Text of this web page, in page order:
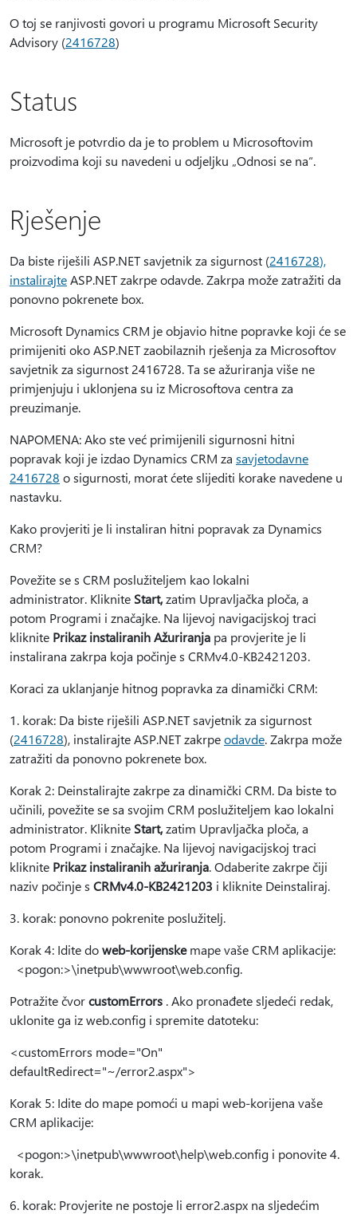
O toj se ranjivosti govori u programu Microsoft Security
Advisory (2416728)
Status
Microsoft je potvrdio da je to problem u Microsoftovim
proizvodima koji su navedeni u odjeljku „Odnosi se na“.
Rješenje
Da biste riješili ASP.NET savjetnik za sigurnost (2416728),
instalirajteASP.NET zakrpe odavde. Zakrpa može zatražiti da
ponovno pokrenete box.
Microsoft Dynamics CRM je objavio hitne popravke koji će se
primijeniti oko ASP.NET zaobilaznih rješenja za Microsoftov
savjetnik za sigurnost 2416728. Ta se ažuriranja više ne
primjenjuju i uklonjena su iz Microsoftova centra za
preuzimanje.
NAPOMENA: Ako ste već primijenili sigurnosni hitni
popravak koji je izdao Dynamics CRM za savjetodavne
2416728 o sigurnosti, morat ćete slijediti korake navedene u
nastavku.
Kako provjeriti je li instaliran hitni popravak za Dynamics
CRM?
Povežite se s CRM poslužiteljem kao lokalni
administrator. Kliknite Start,zatim Upravljačka ploča, a
potom Programi i značajke. Na lijevoj navigacijskoj traci
kliknite Prikaz instaliranih Ažuriranja pa provjerite je li
instalirana zakrpa koja počinje s CRMv4.0-KB2421203.
Koraci za uklanjanje hitnog popravka za dinamički CRM:
1. korak: Da biste riješili ASP.NET savjetnik za sigurnost
(2416728), instalirajte ASP.NET zakrpeodavde. Zakrpa može
zatražiti da ponovno pokrenete box.
Korak 2: Deinstalirajte zakrpe za dinamički CRM. Da biste to
učinili, povežite se sa svojim CRM poslužiteljem kao lokalni
administrator. Kliknite Start,zatim Upravljačka ploča, a
potom Programi i značajke. Na lijevoj navigacijskoj traci
kliknite Prikaz instaliranih ažuriranja. Odaberite zakrpe čiji
naziv počinje s CRMv4.0-KB2421203 i kliknite Deinstaliraj.
3. korak: ponovno pokrenite poslužitelj.
Korak 4: Idite doweb-korijenskemape vaše CRM aplikacije:
<pogon:>\inetpub\wwwroot\web.config.
Potražite čvorcustomErrors . Ako pronađete sljedeći redak,
uklonite ga iz web.config i spremite datoteku:
<customErrors mode="On"
defaultRedirect="~/error2.aspx">
Korak 5: Idite do mape pomoći u mapi web-korijena vaše
CRM aplikacije:
<pogon:>\inetpub\wwwroot\help\web.config i ponovite 4.
korak.
6. korak: Provjerite ne postoje li error2.aspx na sljedećim